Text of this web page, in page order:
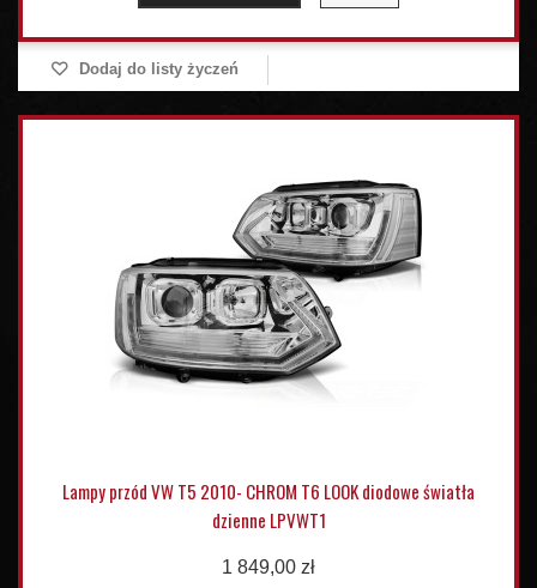
Dodaj do listy życzeń
Lampy przód VW T5 2010- CHROM T6 LOOK diodowe światła
dzienne LPVWT1
1 849,00 zł